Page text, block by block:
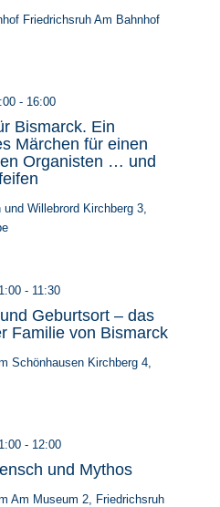
FriedrichsruhAm Bahnhof
Bismarck. Ein
Märchen für einen
Organisten … und
- 16:00
Willebrord Kirchberg 3,
Geburtsort – das
Familie von Bismarck
- 11:30
Schönhausen Kirchberg 4,
und Mythos
- 12:00
Am Museum 2, Friedrichsruh